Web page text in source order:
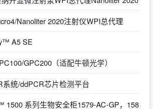
Nanoliter 2020注射仪WPI总代理
A5 SE
GPC200（适配牛顿光学）
统/ddPCR芯片检测平台
1500 系列生物安全柜1579-AC-GP，158